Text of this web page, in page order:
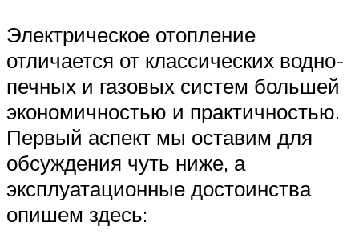
Электрическое отопление
отличается от классических водно-
печных и газовых систем большей
экономичностью и практичностью.
Первый аспект мы оставим для
обсуждения чуть ниже, а
эксплуатационные достоинства
опишем здесь: